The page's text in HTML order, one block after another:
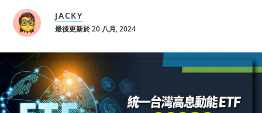
JACKY
最後更新於 20 八月, 2024